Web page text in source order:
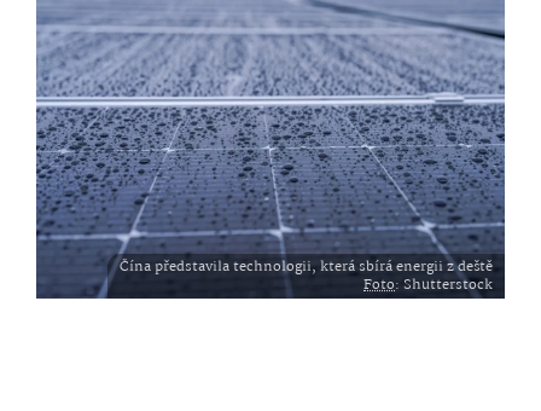
Čína představila technologii, která sbírá energii z deště
Foto: Shutterstock